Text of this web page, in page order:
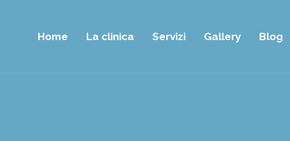
Home La clinica Servizi Gallery Blog